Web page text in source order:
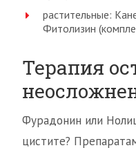
растительные:
Фитолизин
Терапия
Фурадонин или
цистите?